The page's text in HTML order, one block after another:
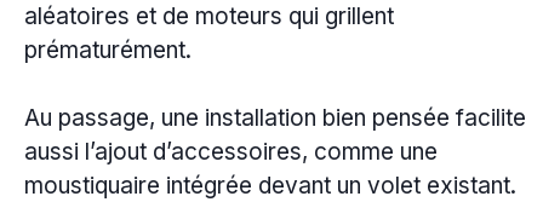
aléatoires et de moteurs qui grillent
prématurément.
Au passage, une installation bien pensée facilite
aussi l’ajout d’accessoires, comme une
moustiquaire intégrée devant un volet existant.